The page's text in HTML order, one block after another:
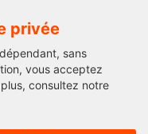
privée
sans
vous acceptez
consultez notre